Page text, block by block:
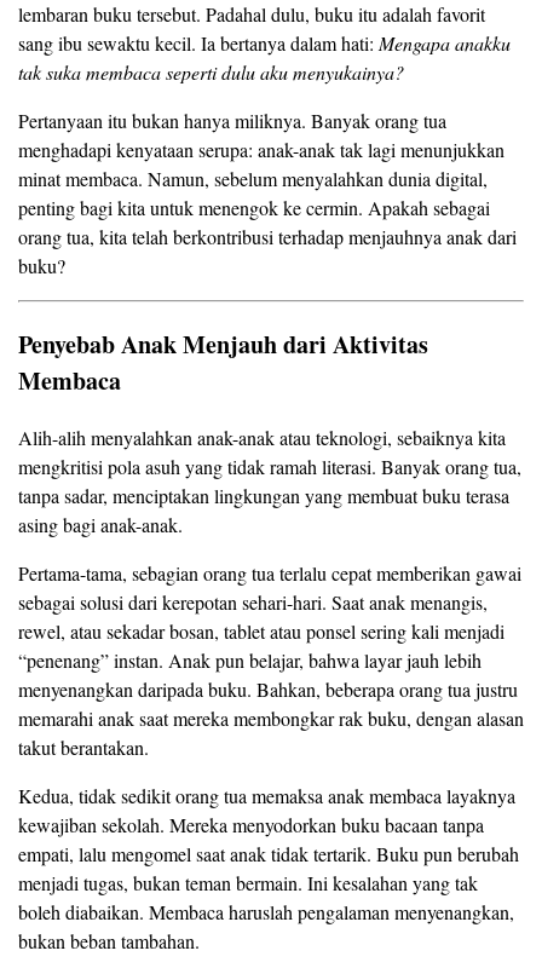
lembaran buku tersebut. Padahal dulu, buku itu adalah favorit
sang ibu sewaktu kecil. Ia bertanya dalam hati:Mengapa anakku
tak suka membaca seperti dulu aku menyukainya?
Pertanyaan itu bukan hanya miliknya. Banyak orang tua
menghadapi kenyataan serupa: anak-anak tak lagi menunjukkan
minat membaca. Namun, sebelum menyalahkan dunia digital,
penting bagi kita untuk menengok ke cermin. Apakah sebagai
orang tua, kita telah berkontribusi terhadap menjauhnya anak dari
buku?
Penyebab Anak Menjauh dari Aktivitas
Membaca
Alih-alih menyalahkan anak-anak atau teknologi, sebaiknya kita
mengkritisi pola asuh yang tidak ramah literasi. Banyak orang tua,
tanpa sadar, menciptakan lingkungan yang membuat buku terasa
asing bagi anak-anak.
Pertama-tama, sebagian orang tua terlalu cepat memberikan gawai
sebagai solusi dari kerepotan sehari-hari. Saat anak menangis,
rewel, atau sekadar bosan, tablet atau ponsel sering kali menjadi
“penenang” instan. Anak pun belajar, bahwa layar jauh lebih
menyenangkan daripada buku. Bahkan, beberapa orang tua justru
memarahi anak saat mereka membongkar rak buku, dengan alasan
takut berantakan.
Kedua, tidak sedikit orang tua memaksa anak membaca layaknya
kewajiban sekolah. Mereka menyodorkan buku bacaan tanpa
empati, lalu mengomel saat anak tidak tertarik. Buku pun berubah
menjadi tugas, bukan teman bermain. Ini kesalahan yang tak
boleh diabaikan. Membaca haruslah pengalaman menyenangkan,
bukan beban tambahan.